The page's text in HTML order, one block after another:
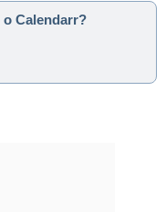
Calendarr?